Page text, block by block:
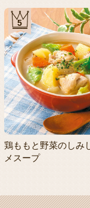
5
鶏ももと野菜のしみ
メスープ